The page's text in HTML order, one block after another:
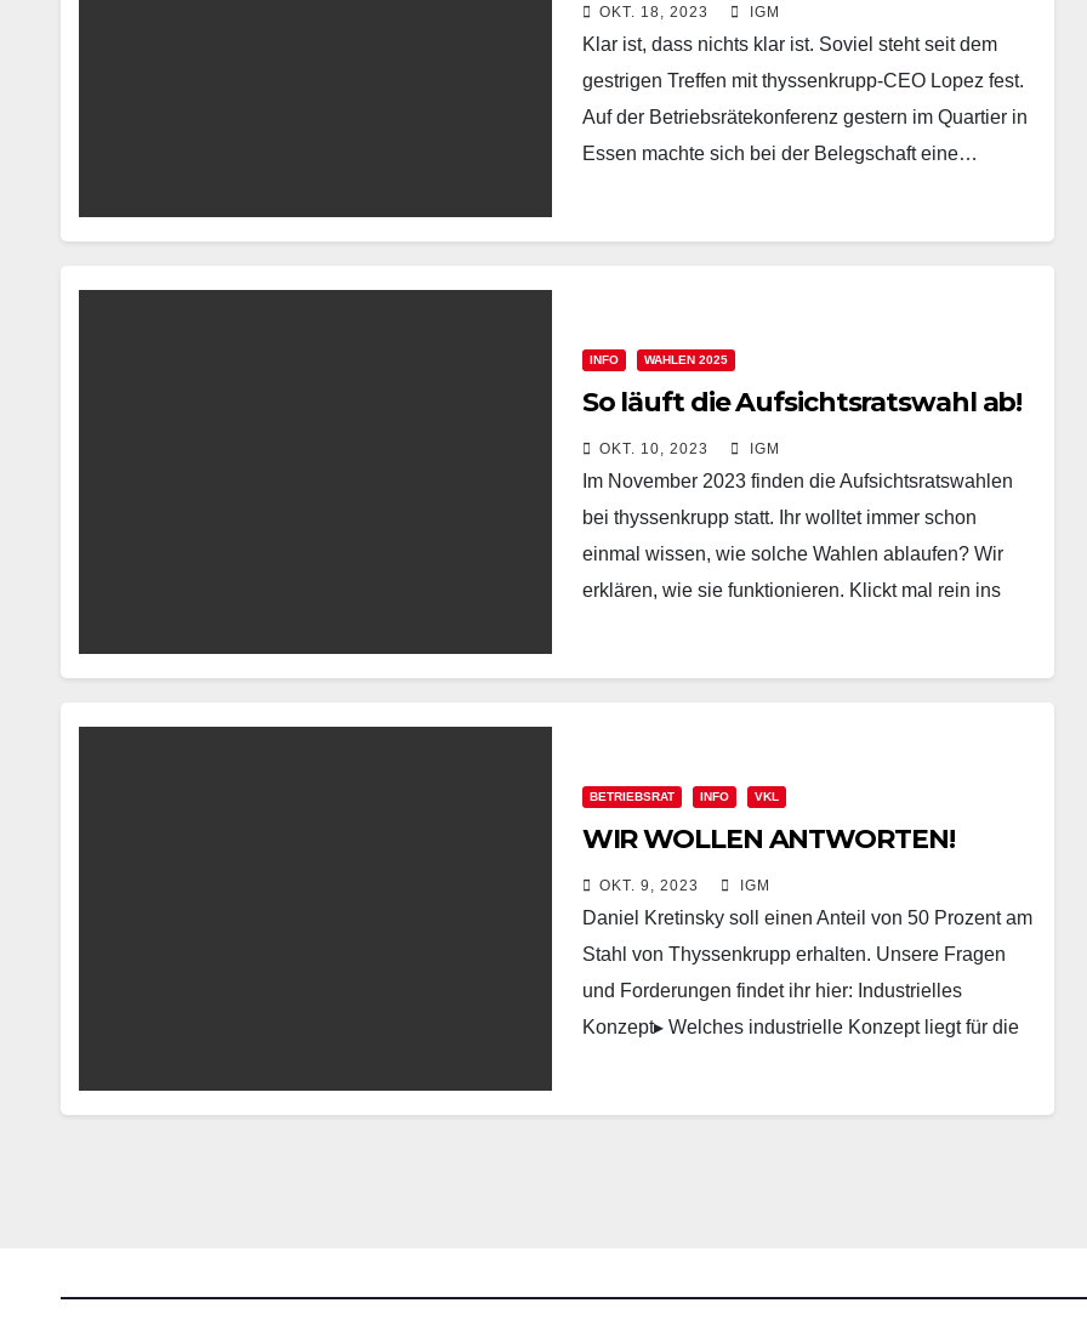
OKT. 18, 2023 IGM
Klar ist, dass nichts klar ist. Soviel steht seit dem
gestrigen Treffen mit thyssenkrupp-CEO Lopez fest.
Auf der Betriebsrätekonferenz gestern im Quartier in
Essen machte sich bei der Belegschaft eine…
INFO WAHLEN 2025
So läuft die Aufsichtsratswahl ab!
OKT. 10, 2023 IGM
Im November 2023 finden die Aufsichtsratswahlen
bei thyssenkrupp statt. Ihr wolltet immer schon
einmal wissen, wie solche Wahlen ablaufen? Wir
erklären, wie sie funktionieren. Klickt mal rein ins
BETRIEBSRAT INFO VKL
WIR WOLLEN ANTWORTEN!
OKT. 9, 2023 IGM
Daniel Kretinsky soll einen Anteil von 50 Prozent am
Stahl von Thyssenkrupp erhalten. Unsere Fragen
und Forderungen findet ihr hier: Industrielles
Konzept▸ Welches industrielle Konzept liegt für die